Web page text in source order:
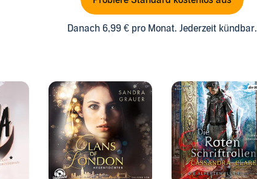
Danach 6,99 € pro Monat. Jederzeit kündbar.